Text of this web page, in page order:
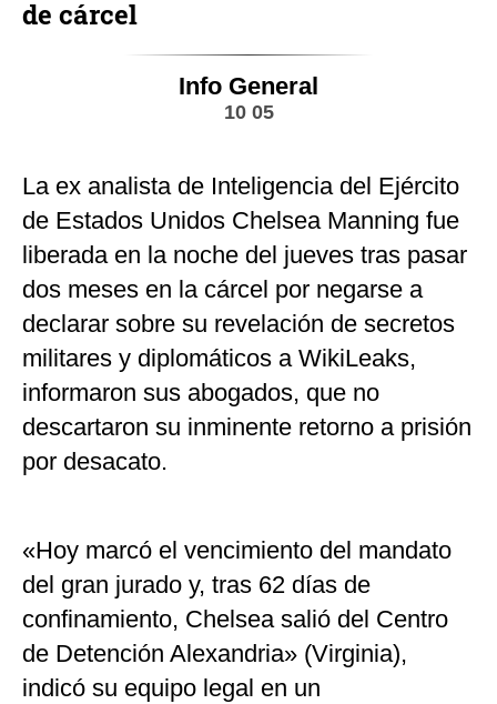
de cárcel
Info General
10 05
La ex analista de Inteligencia del Ejército
de Estados Unidos Chelsea Manning fue
liberada en la noche del jueves tras pasar
dos meses en la cárcel por negarse a
declarar sobre su revelación de secretos
militares y diplomáticos a WikiLeaks,
informaron sus abogados, que no
descartaron su inminente retorno a prisión
por desacato.
«Hoy marcó el vencimiento del mandato
del gran jurado y, tras 62 días de
confinamiento, Chelsea salió del Centro
de Detención Alexandria» (Virginia),
indicó su equipo legal en un